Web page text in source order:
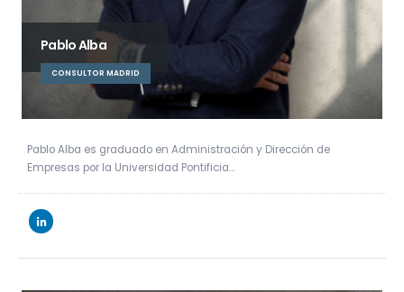
Pablo Alba
CONSULTOR MADRID
Pablo Alba es graduado en Administración y Dirección de
Empresas por la Universidad Pontificia…